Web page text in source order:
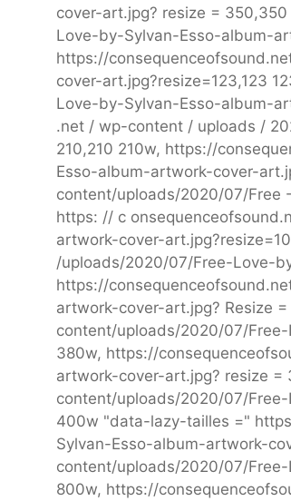
cover-art.jpg? resize =
Love-by-Sylvan-Esso-album-
https://
cover-art.jpg?resize=123,123
Love-by-Sylvan-Esso-album-
.net / wp-content / uploads /
210,210 210w, https://
Esso-album-artwork-cover-
content/uploads/2020/07/Free
https: // c
artwork-cover-
/uploads/2020/07/Free-Love-
https://
artwork-cover-art.jpg? Resize
content/uploads/2020/07/
380w, https://
artwork-cover-art.jpg? resize
content/uploads/2020/07/
400w "data-lazy-tailles ="
Sylvan-Esso-album-artwork-
content/uploads/2020/07/
800w, https://